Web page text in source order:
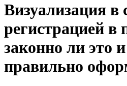
Визуализация в
регистрацией в
законно ли это
правильно